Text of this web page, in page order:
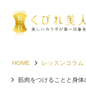
HOME レッスンコラム
筋肉をつけることと身体